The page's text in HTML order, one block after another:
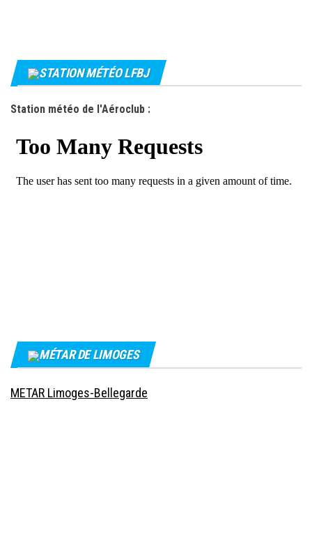
STATION MÉTÉO LFBJ
Station météo de l'Aéroclub :
MÉTAR DE LIMOGES
METAR Limoges-Bellegarde